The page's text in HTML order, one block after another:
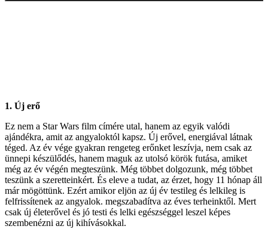
1. Új erő
Ez nem a Star Wars film címére utal, hanem az egyik valódi
ajándékra, amit az angyaloktól kapsz. Új erővel, energiával látnak
téged. Az év vége gyakran rengeteg erőnket leszívja, nem csak az
ünnepi készülődés, hanem maguk az utolsó körök futása, amiket
még az év végén megteszünk. Még többet dolgozunk, még többet
teszünk a szeretteinkért. És eleve a tudat, az érzet, hogy 11 hónap áll
már mögöttünk. Ezért amikor eljön az új év testileg és lelkileg is
felfrissítenek az angyalok. megszabadítva az éves terheinktől. Mert
csak új életerővel és jó testi és lelki egészséggel leszel képes
szembenézni az új kihívásokkal.